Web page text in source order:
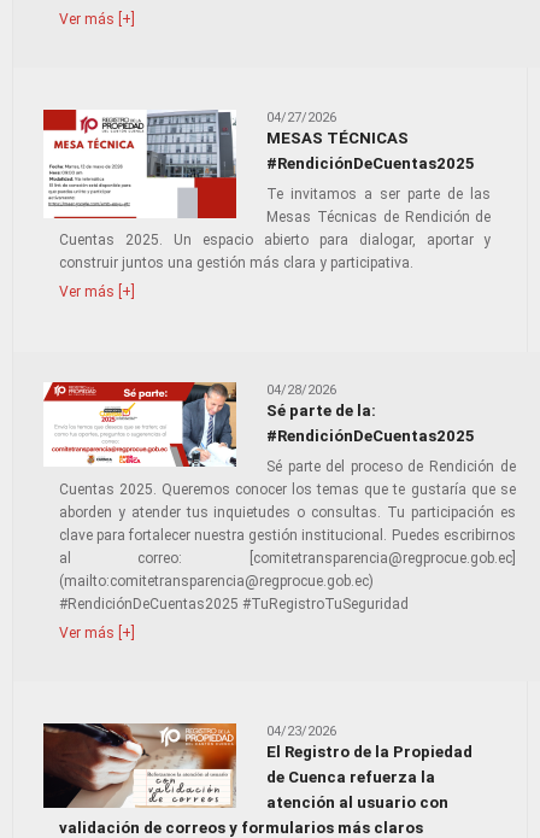
Ver más [+]
04/27/2026
MESAS TÉCNICAS
#RendiciónDeCuentas2025
Te invitamos a ser parte de las
Mesas Técnicas de Rendición de
Cuentas 2025. Un espacio abierto para dialogar, aportar y
construir juntos una gestión más clara y participativa.
Ver más [+]
04/28/2026
Sé parte de la:
#RendiciónDeCuentas2025
Sé parte del proceso de Rendición de
Cuentas 2025. Queremos conocer los temas que te gustaría que se
aborden y atender tus inquietudes o consultas. Tu participación es
clave para fortalecer nuestra gestión institucional. Puedes escribirnos
al correo: [comitetransparencia@regprocue.gob.ec]
(mailto:comitetransparencia@regprocue.gob.ec)
#RendiciónDeCuentas2025 #TuRegistroTuSeguridad
Ver más [+]
04/23/2026
El Registro de la Propiedad
de Cuenca refuerza la
atención al usuario con
validación de correos y formularios más claros